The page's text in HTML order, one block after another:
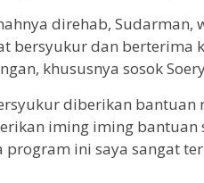
direhab, Sudarman,
bersyukur dan berterima
khususnya sosok
diberikan
iming iming
program ini saya sangat